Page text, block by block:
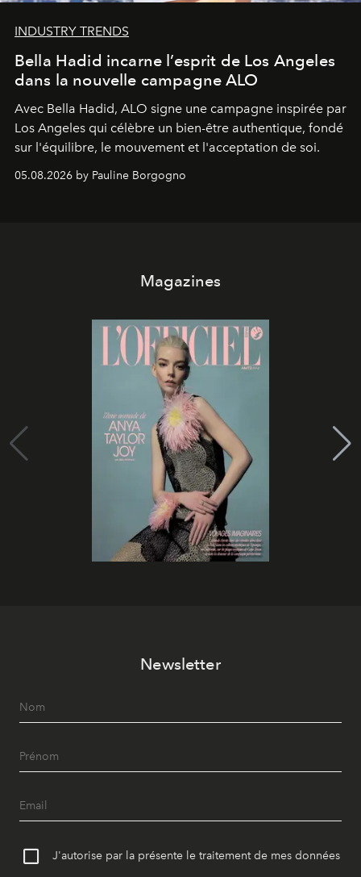
INDUSTRY TRENDS
Bella Hadid incarne l’esprit de Los Angeles
dans la nouvelle campagne ALO
Avec Bella Hadid, ALO signe une campagne inspirée par
Los Angeles qui célèbre un bien-être authentique, fondé
sur l'équilibre, le mouvement et l'acceptation de soi.
05.08.2026 by Pauline Borgogno
Magazines
Newsletter
J'autorise par la présente le traitement de mes données